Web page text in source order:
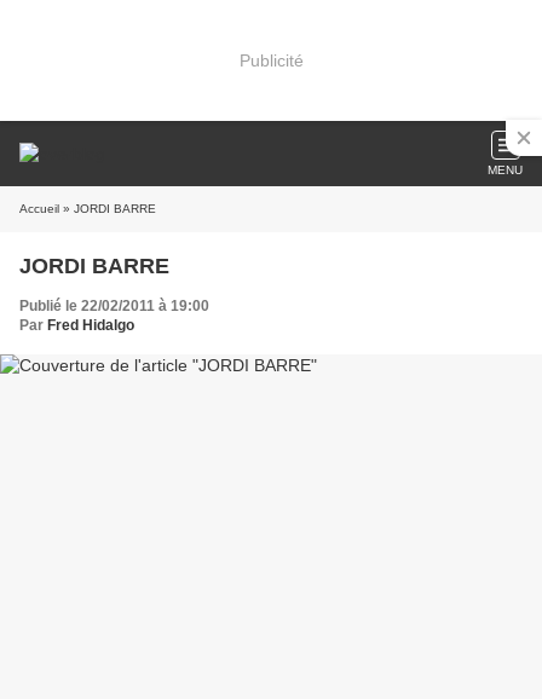
Publicité
MENU
Accueil » JORDI BARRE
JORDI BARRE
Publié le 22/02/2011 à 19:00
Par Fred Hidalgo